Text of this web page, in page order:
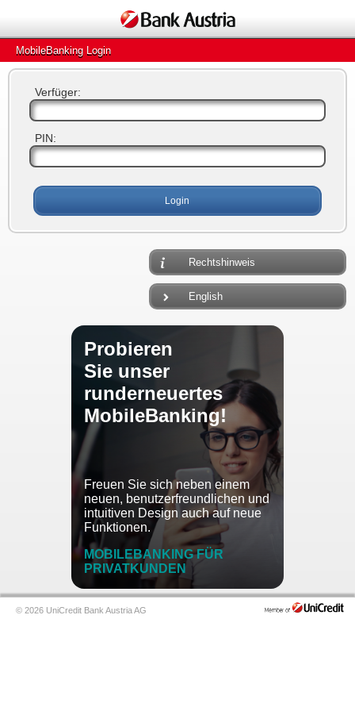
MobileBanking Login
Verfüger:
PIN:
Rechtshinweis
English
Probieren
Sie unser
runderneuertes
MobileBanking!
Freuen Sie sich neben einem
neuen, benutzerfreundlichen und
intuitiven Design auch auf neue
Funktionen.
MOBILEBANKING FÜR
PRIVATKUNDEN
© 2026 UniCredit Bank Austria AG